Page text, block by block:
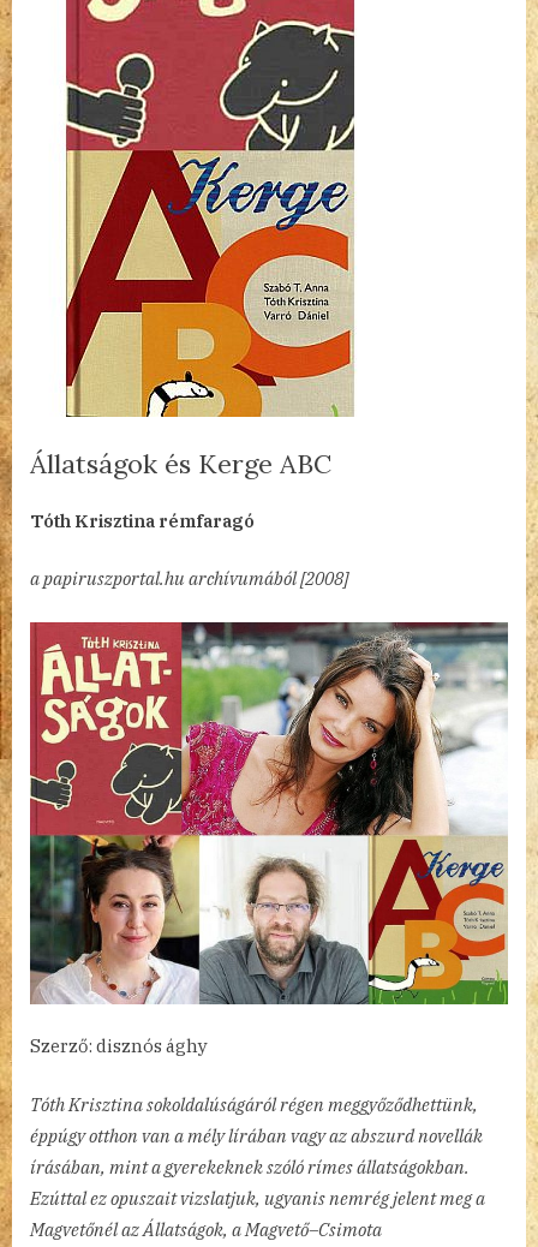
Állatságok és Kerge ABC
on
és
ABC
Tóth Krisztina rémfaragó
a papiruszportal.hu archívumából [2008]
Szerző: disznós ághy
Tóth Krisztina sokoldalúságáról régen meggyőződhettünk,
éppúgy otthon van a mély lírában vagy az abszurd novellák
írásában, mint a gyerekeknek szóló rímes állatságokban.
Ezúttal ez opuszait vizslatjuk, ugyanis nemrég jelent meg a
Magvetőnél az Állatságok, a Magvető–Csimota